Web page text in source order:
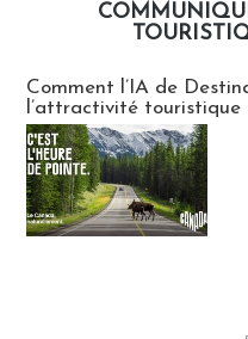
Comment l’IA de
l’attractivité touristique